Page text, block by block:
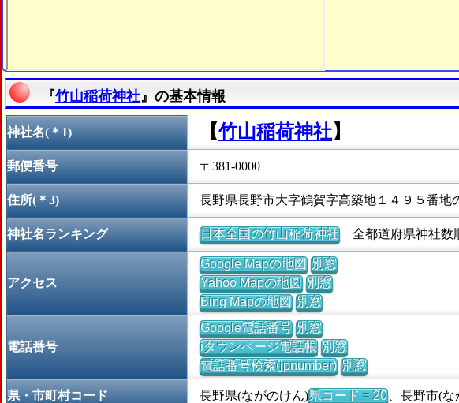
『竹山稲荷神社』の基本情報
神社名(＊1) 【竹山稲荷神社】
郵便番号 〒381-0000
住所(＊3) 長野県長野市大字鶴賀字高築地１４９５番地
神社名ランキング 日本全国の竹山稲荷神社全都道府県神社数
アクセス
Google Mapの地図 別窓
Yahoo Mapの地図 別窓
Bing Mapの地図 別窓
電話番号
Google電話番号 別窓
iタウンページ電話帳 別窓
電話番号検索(jpnumber) 別窓
県・市町村コード 長野県(ながのけん)県コード = 20、長野市(な